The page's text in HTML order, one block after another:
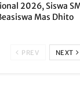
2026, Siswa
Mas Dhito
PREV NEXT